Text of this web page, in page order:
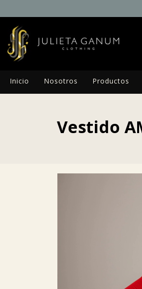
Inicio Nosotros Productos
Vestido